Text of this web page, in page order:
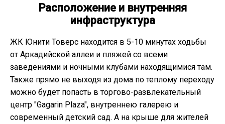
Расположение и внутренняя
инфраструктура
ЖК Юнити Товерс находится в 5-10 минутах ходьбы
от Аркадийской аллеи и пляжей со всеми
заведениями и ночными клубами находящимися там.
Также прямо не выходя из дома по теплому переходу
можно будет попасть в торгово-развлекательный
центр "Gagarin Plaza", внутреннею галерею и
современный детский сад. А на крыше для жителей